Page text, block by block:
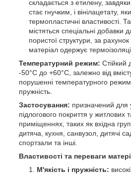
складається з етилену,
стає гнучким, і вінілацетату,
термопластичні властивості.
містяться спеціальні добавки
пористої структури, за рахунок
матеріал одержує
Температурний режим: Стійкий
-50°C до +60°C, залежно від
порушенні температурного
пружність.
Застосування: призначений для
підлогового покриття у житлових
приміщеннях, таких як вхідна
дитяча, кухня, санвузол, дитячі
спортзали та інші.
Властивості та переваги
М'якість і пружність: